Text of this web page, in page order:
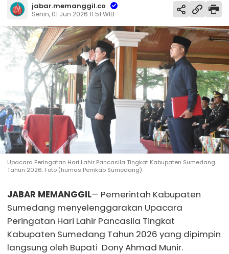
jabar.memanggil.co
Senin, 01 Jun 2026 11:51 WIB
Upacara Peringatan Hari Lahir Pancasila Tingkat Kabupaten Sumedang
Tahun 2026. Foto (humas Pemkab Sumedang)
JABAR MEMANGGIL— Pemerintah Kabupaten
Sumedang menyelenggarakan Upacara
Peringatan Hari Lahir Pancasila Tingkat
Kabupaten Sumedang Tahun 2026 yang dipimpin
langsung oleh Bupati Dony Ahmad Munir.